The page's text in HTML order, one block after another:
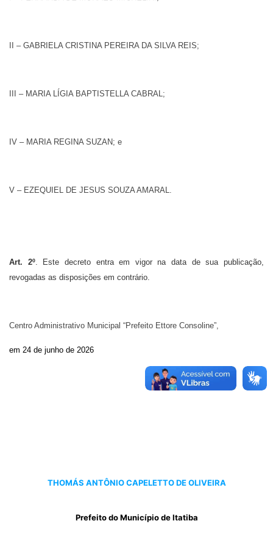
II – GABRIELA CRISTINA PEREIRA DA SILVA REIS;
III – MARIA LÍGIA BAPTISTELLA CABRAL;
IV – MARIA REGINA SUZAN; e
V – EZEQUIEL DE JESUS SOUZA AMARAL.
Art. 2º.
Este decreto entra em vigor na data de sua publicação,
revogadas as disposições em contrário.
Centro Administrativo Municipal “Prefeito Ettore Consoline”,
em 24 de junho de 2026
THOMÁS ANTÔNIO CAPELETTO DE OLIVEIRA
Prefeito do Município de Itatiba